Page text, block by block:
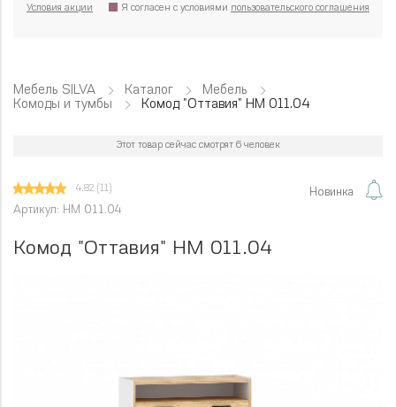
Я согласен с условиями пользовательского соглашения
Условия акции
Мебель SILVA Каталог
Мебель
Комоды и тумбы
Комод "Оттавия" НМ 011.04
Артикул: НМ 011.04
Новинка
4.82 (11)
Этот товар сейчас смотрят 6 человек
Комод "Оттавия" НМ 011.04